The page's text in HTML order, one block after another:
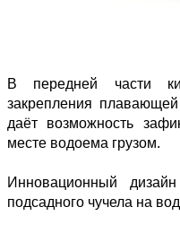
В передней части
закрепления
даёт возможность
месте водоема грузом.
Инновационный
подсадного чучела на